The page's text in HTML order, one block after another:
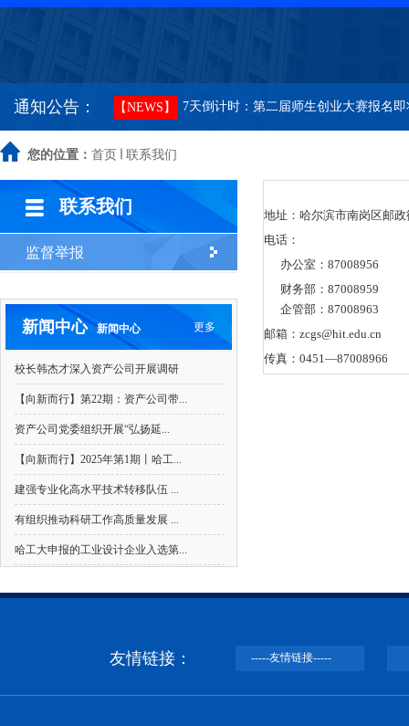
通知公告：
哈尔滨工业大学资产经营有限公司招聘
【NEWS】 7天倒计时：第二届师生创业大赛报名
【NEWS】
【NEWS】 哈尔滨工业大学首届师生创业大赛决赛
关于举办哈尔滨工业大学首届师生创业
【NEWS】 哈尔滨工业大学关于哈工大卫星激光通
【NEWS】 哈尔滨工业大学关于相关单位停止使用
【NEWS】
【NEWS】
您的位置： 首页 联系我们
联系我们
监督举报
新闻中心 新闻中心 更多
校长韩杰才深入资产公司开展调研
【向新而行】第22期：资产公司带...
​资产公司党委组织开展“弘扬延...
【向新而行】2025年第1期丨哈工...
建强专业化高水平技术转移队伍 ...
有组织推动科研工作高质量发展 ...
哈工大申报的工业设计企业入选第...
地址：哈尔滨市南岗区邮
电话：
办公室：87008956
财务部：87008959
企管部：87008963
邮箱：zcgs@hit.edu.cn
传真：0451—87008966
友情链接：